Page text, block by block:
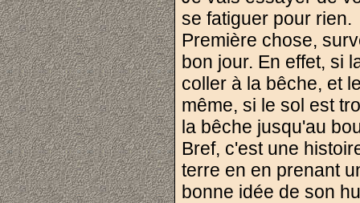
se fatiguer pour rien.
Première chose,
bon jour. En effet, si
coller à la bêche, et
même, si le sol est
la bêche jusqu'au
Bref, c'est une
terre en en prenant
bonne idée de son